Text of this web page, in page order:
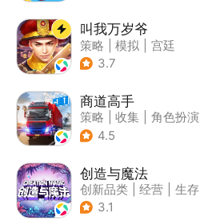
叫我万岁爷
策略 模拟
宫廷
| 剧情
3.7
商道高手
策略 收集
角色扮演
| 模拟
4.5
创造与魔法
创新品类 经营
生存
| 开放世界
3.1